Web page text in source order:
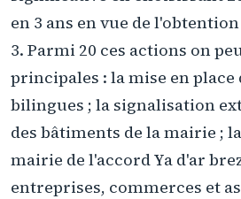
en 3 ans en vue de
3. Parmi 20 ces actions on
principales : la mise en place
bilingues ; la signalisation
des bâtiments de la mairie ;
mairie de l'accord Ya d'ar
entreprises, commerces et